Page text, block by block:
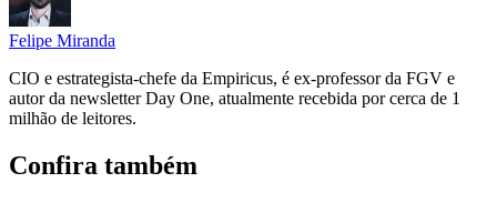
Felipe Miranda
CIO e estrategista-chefe da Empiricus, é ex-professor da FGV e
autor da newsletter Day One, atualmente recebida por cerca de 1
milhão de leitores.
Confira também